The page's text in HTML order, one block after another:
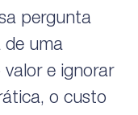
pergunta
de uma
e ignorar
o custo